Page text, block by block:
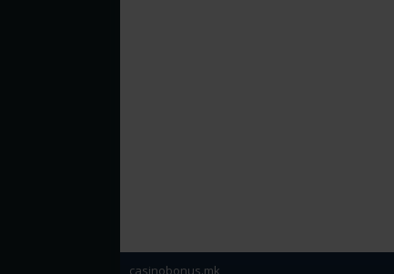
casinobonus.mk